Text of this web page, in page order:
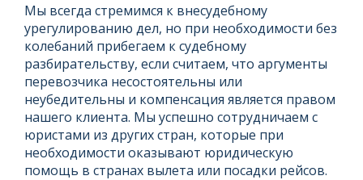
Мы всегда стремимся к внесудебному
урегулированию дел, но при необходимости без
колебаний прибегаем к судебному
разбирательству, если считаем, что аргументы
перевозчика несостоятельны или
неубедительны и компенсация является правом
нашего клиента. Мы успешно сотрудничаем с
юристами из других стран, которые при
необходимости оказывают юридическую
помощь в странах вылета или посадки рейсов.